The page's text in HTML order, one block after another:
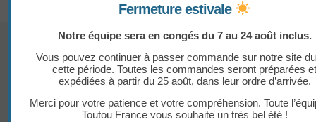
Fermeture estivale
Notre équipe sera en congés du 7 au 24 août inclus.
Vous pouvez continuer à passer commande sur notre site
cette période. Toutes les commandes seront préparées et
expédiées à partir du 25 août, dans leur ordre d’arrivée.
Merci pour votre patience et votre compréhension. Toute
Toutou France vous souhaite un très bel été !